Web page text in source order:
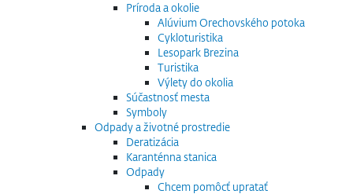
Príroda a okolie
Alúvium Orechovského potoka
Cykloturistika
Lesopark Brezina
Turistika
Výlety do okolia
Súčastnosť mesta
Symboly
Odpady a životné prostredie
Deratizácia
Karanténna stanica
Odpady
Chcem pomôcť upratať